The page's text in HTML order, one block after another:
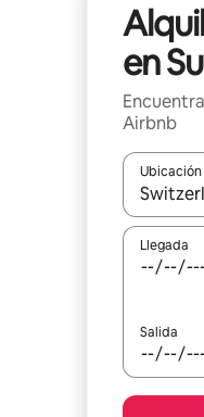
en
Airbnb
Ubicación
Cuando
Llegada
Salida